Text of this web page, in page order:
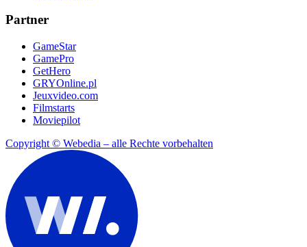
Partner
GameStar
GamePro
GetHero
GRYOnline.pl
Jeuxvideo.com
Filmstarts
Moviepilot
Copyright © Webedia – alle Rechte vorbehalten